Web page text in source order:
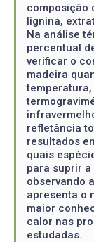
composição
lignina,
Na análise
percentual
verificar o
madeira
refletância
resultados
quais
para suprir
observando
apresenta o
maior
calor nas
estudadas.